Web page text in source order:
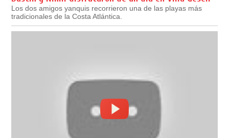
Los dos amigos yanquis recorrieron una de las playas más
tradicionales de la Costa Atlántica.